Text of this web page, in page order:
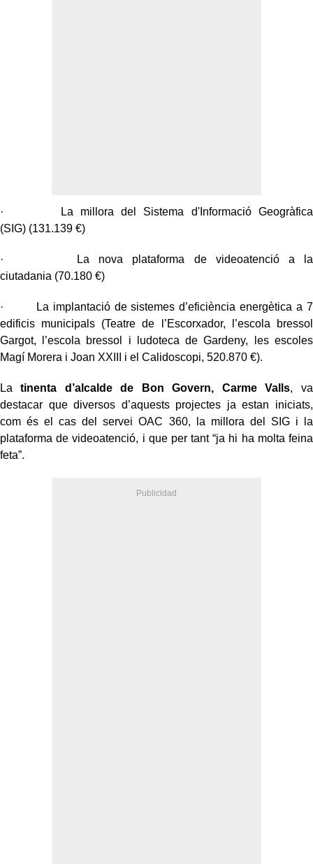
· La millora del Sistema d'Informació Geogràfica
(SIG) (131.139 €)
· La nova plataforma de videoatenció a la
ciutadania (70.180 €)
· La implantació de sistemes d’eficiència energètica a 7
edificis municipals (Teatre de l’Escorxador, l’escola bressol
Gargot, l’escola bressol i ludoteca de Gardeny, les escoles
Magí Morera i Joan XXIII i el Calidoscopi, 520.870 €).
La tinenta d’alcalde de Bon Govern, Carme Valls, va
destacar que diversos d’aquests projectes ja estan iniciats,
com és el cas del servei OAC 360, la millora del SIG i la
plataforma de videoatenció, i que per tant “ja hi ha molta feina
feta”.